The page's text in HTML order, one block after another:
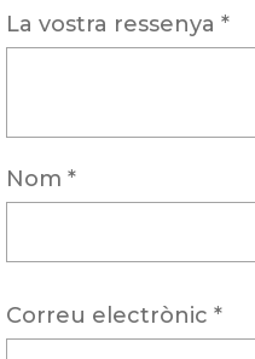
La vostra ressenya *
Nom *
Correu electrònic *